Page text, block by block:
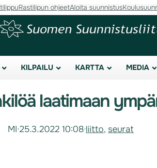
Rastilipun ohjeetAloita suunnistus
KILPAILU KARTTA MEDIA
laatimaan
MI·25.3.2022 10:08·liitto, seurat